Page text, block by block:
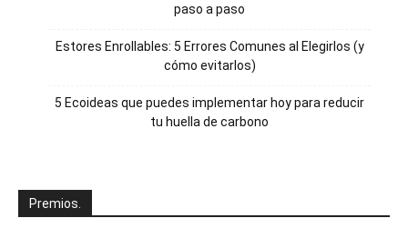
paso a paso
Estores Enrollables: 5 Errores Comunes al Elegirlos (y
cómo evitarlos)
5 Ecoideas que puedes implementar hoy para reducir
tu huella de carbono
Premios.